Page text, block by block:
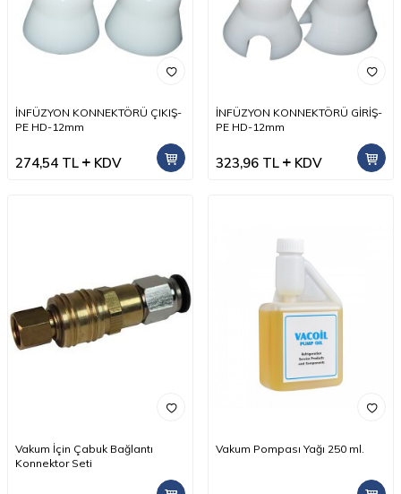
İNFÜZYON KONNEKTÖRÜ ÇIKIŞ-
PE HD-12mm
274,54 TL KDV
İNFÜZYON KONNEKTÖRÜ GİRİŞ-
PE HD-12mm
323,96 TL KDV
Vakum İçin Çabuk Bağlantı
Konnektor Seti
Vakum Pompası Yağı 250 ml.